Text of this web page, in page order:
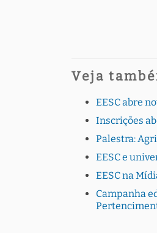
Veja
EESC abre
Inscrições
Palestra:
EESC e
EESC na
Campanha